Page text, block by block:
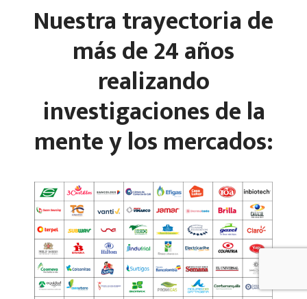
Nuestra trayectoria de
más de 24 años
realizando
investigaciones de la
mente y los mercados: